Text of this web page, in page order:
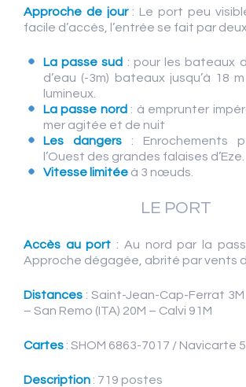
Approche de jour : Le port peu
facile d’accès, l’entrée se fait par
La passe sud : pour les bateaux
d’eau (-3m) bateaux jusqu’à 18
lumineux.
La passe nord : à emprunter
mer agitée et de nuit
Les dangers : Enrochements
l’Ouest des grandes falaises d’Eze.
Vitesse limitée à 3 nœuds.
LE PORT
Accès au port : Au nord par la
Approche dégagée, abrité par vents
Distances : Saint-Jean-Cap-Ferrat 3M
– San Remo (ITA) 20M – Calvi 91M
Cartes : SHOM 6863-7017 / Navicarte
Description : 719 postes